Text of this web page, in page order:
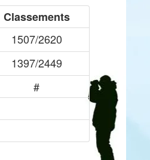
Classements
1507/2620
1397/2449
#